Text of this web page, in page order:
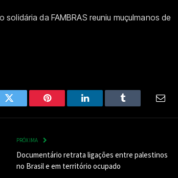
da FAMBRAS reuniu muçulmanos de
Twitter Pinterest LinkedIn Tumblr
PRÓXIMA
Documentário retrata ligações entre palestinos
no Brasil e em território ocupado